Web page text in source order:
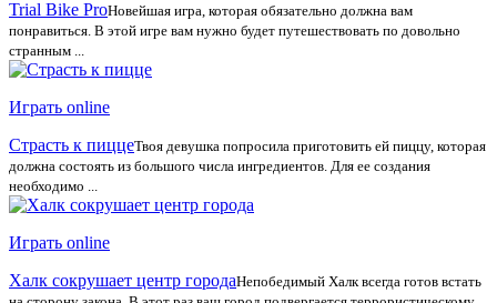
Trial Bike ProНовейшая игра, которая обязательно должна вам
понравиться. В этой игре вам нужно будет путешествовать по довольно
странным ...
Играть online
Страсть к пиццеТвоя девушка попросила приготовить ей пиццу, которая
должна состоять из большого числа ингредиентов. Для ее создания
необходимо ...
Играть online
Халк сокрушает центр городаНепобедимый Халк всегда готов встать